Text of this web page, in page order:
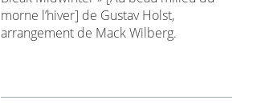
morne l’hiver] de Gustav Holst,
arrangement de Mack Wilberg.